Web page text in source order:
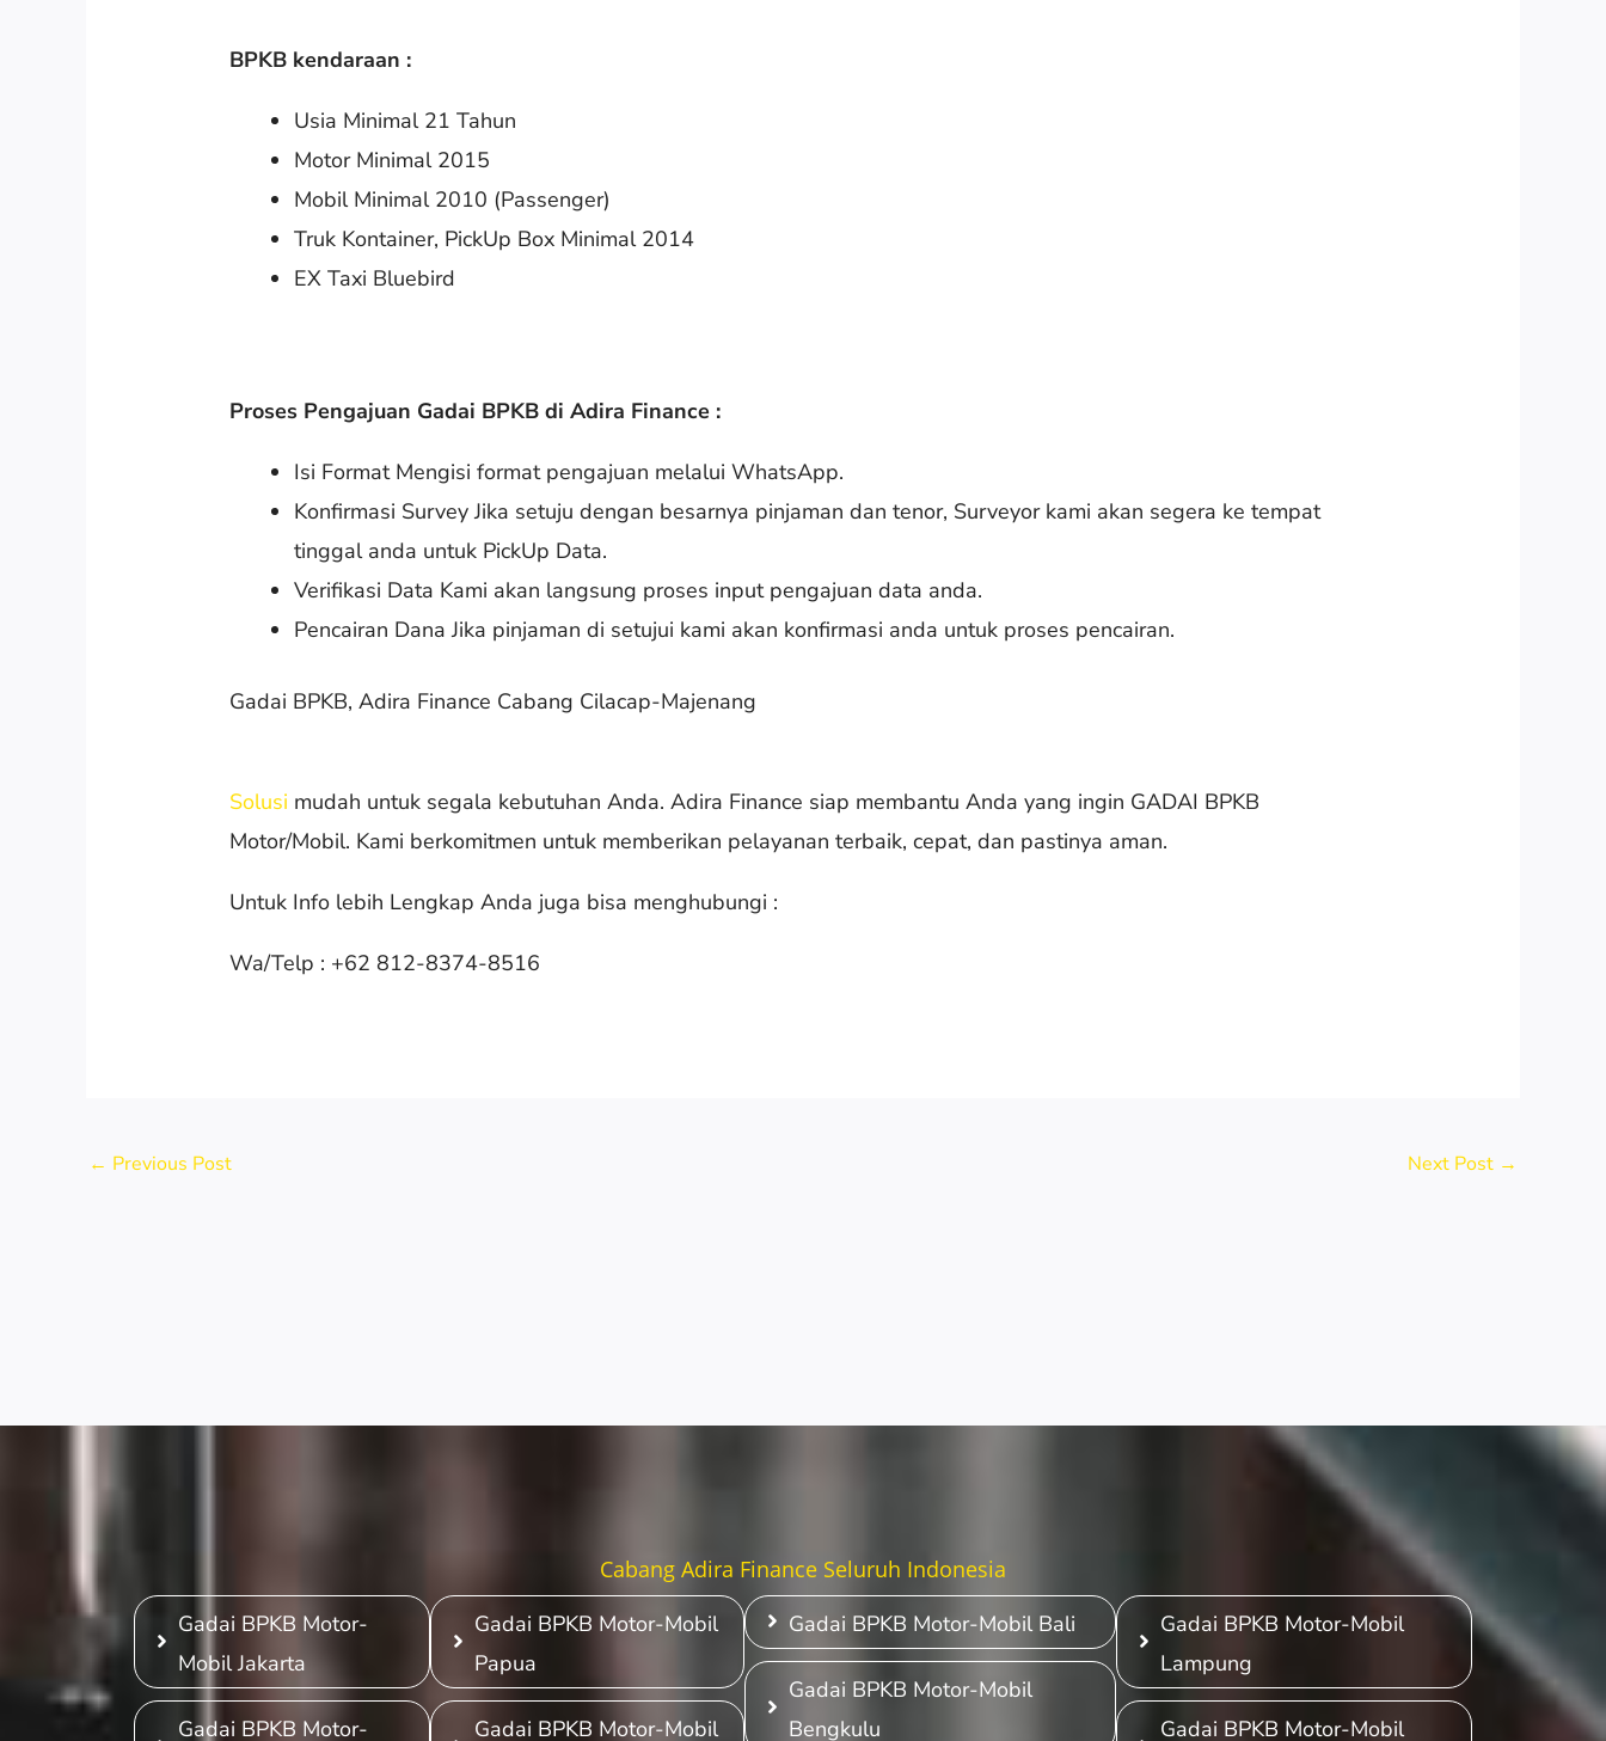
BPKB kendaraan :
Usia Minimal 21 Tahun
Motor Minimal 2015
Mobil Minimal 2010 (Passenger)
Truk Kontainer, PickUp Box Minimal 2014
EX Taxi Bluebird
Proses Pengajuan Gadai BPKB di Adira Finance :
Isi Format Mengisi format pengajuan melalui WhatsApp.
Konfirmasi Survey Jika setuju dengan besarnya pinjaman dan tenor, Surveyor kami akan segera ke tempat
tinggal anda untuk PickUp Data.
Verifikasi Data Kami akan langsung proses input pengajuan data anda.
Pencairan Dana Jika pinjaman di setujui kami akan konfirmasi anda untuk proses pencairan.
Gadai BPKB, Adira Finance Cabang Cilacap-Majenang
Solusi mudah untuk segala kebutuhan Anda. Adira Finance siap membantu Anda yang ingin GADAI BPKB
Motor/Mobil. Kami berkomitmen untuk memberikan pelayanan terbaik, cepat, dan pastinya aman.
Untuk Info lebih Lengkap Anda juga bisa menghubungi :
Wa/Telp : +62 812-8374-8516
← Previous Post Next Post →
Cabang Adira Finance Seluruh Indonesia
Gadai BPKB Motor-
Mobil Jakarta
Gadai BPKB Motor-
Gadai BPKB Motor-Mobil
Papua
Gadai BPKB Motor-Mobil
Gadai BPKB Motor-Mobil Bali
Gadai BPKB Motor-Mobil
Bengkulu
Gadai BPKB Motor-Mobil
Lampung
Gadai BPKB Motor-Mobil